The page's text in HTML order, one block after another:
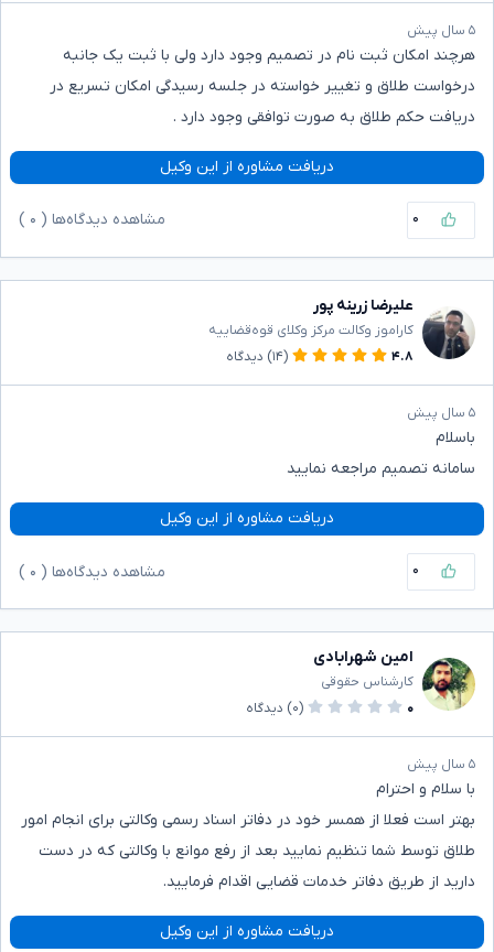
۵ سال پیش
هرچند امکان ثبت نام در تصمیم وجود دارد ولی با ثبت یک جانبه
درخواست طلاق و تغییر خواسته در جلسه رسیدگی امکان تسریع در
دریافت حکم طلاق به صورت توافقی وجود دارد .
دریافت مشاوره از این وکیل
۰ مشاهده دیدگاه‌ها ( ۰
علیرضا زرینه پور
کاراموز وکالت مرکز وکلای قوه‌قضاییه
۴.۸
(۱۴) دیدگاه
۵ سال پیش
باسلام
سامانه تصمیم مراجعه نمایید
دریافت مشاوره از این وکیل
۰ مشاهده دیدگاه‌ها ( ۰
امین شهرابادی
کارشناس حقوقی
۰
(۰) دیدگاه
۵ سال پیش
با سلام و احترام
بهتر است فعلا از همسر خود در دفاتر اسناد رسمی وکالتی برای انجام امور
طلاق توسط شما تنظیم نمایید بعد از رفع موانع با وکالتی که در دست
دارید از طریق دفاتر خدمات قضایی اقدام فرمایید.
دریافت مشاوره از این وکیل